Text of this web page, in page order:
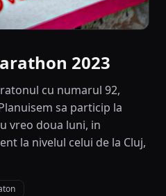
2023
cu numarul 92,
sa particip la
vreo doua luni, in
la nivelul celui de la Cluj,